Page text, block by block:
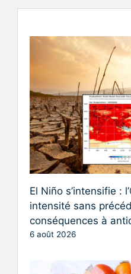
El Niño s’intensifie :
intensité sans
conséquences à
6 août 2026